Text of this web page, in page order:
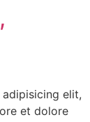
elit,
et dolore